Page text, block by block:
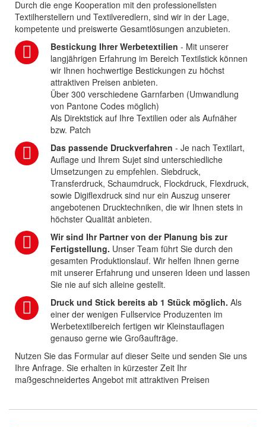
Durch die enge Kooperation mit den professionellsten
Textilherstellern und Textilveredlern, sind wir in der Lage,
kompetente und preiswerte Gesamtlösungen anzubieten.
Bestickung Ihrer Werbetextilien - Mit unserer
langjährigen Erfahrung im Bereich Textilstick können
wir Ihnen hochwertige Bestickungen zu höchst
attraktiven Preisen anbieten.
Über 300 verschiedene Garnfarben (Umwandlung
von Pantone Codes möglich)
Als Direktstick auf Ihre Textilien oder als Aufnäher
bzw. Patch
Das passende Druckverfahren - Je nach Textilart,
Auflage und Ihrem Sujet sind unterschiedliche
Umsetzungen zu empfehlen. Siebdruck,
Transferdruck, Schaumdruck, Flockdruck, Flexdruck,
sowie Digiflexdruck sind nur ein Auszug unserer
angebotenen Drucktechniken, die wir Ihnen stets in
höchster Qualität anbieten.
Wir sind Ihr Partner von der Planung bis zur
Fertigstellung. Unser Team führt Sie durch den
gesamten Produktionslauf. Wir helfen Ihnen gerne
mit unserer Erfahrung und unseren Ideen und lassen
Sie nie auf sich alleine gestellt.
Druck und Stick bereits ab 1 Stück möglich. Als
einer der wenigen Fullservice Produzenten im
Werbetextilbereich fertigen wir Kleinstauflagen
genauso gerne wie Großaufträge.
Nutzen Sie das Formular auf dieser Seite und senden Sie uns
Ihre Anfrage. Sie erhalten in kürzester Zeit Ihr
maßgeschneidertes Angebot mit attraktiven Preisen